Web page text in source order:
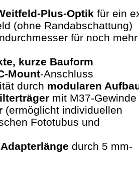
Plus-Optik für ein
(ohne Randabschattung)
für noch mehr
kurze Bauform
Mount-Anschluss
durch modularen
mit M37-Gewinde
(ermöglicht individuellen
Fototubus und
durch 5 mm-